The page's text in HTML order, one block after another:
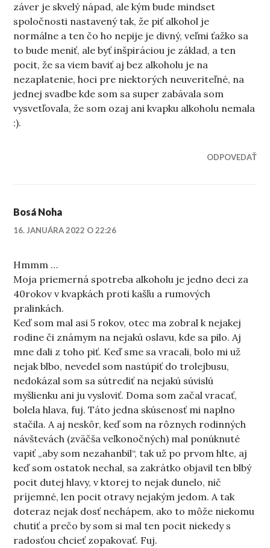
záver je skvelý nápad, ale kým bude mindset
spoločnosti nastavený tak, že piť alkohol je
normálne a ten čo ho nepije je divný, veľmi ťažko sa
to bude meniť, ale byť inšpiráciou je základ, a ten
pocit, že sa viem baviť aj bez alkoholu je na
nezaplatenie, hoci pre niektorých neuveriteľné, na
jednej svadbe kde som sa super zabávala som
vysvetľovala, že som ozaj ani kvapku alkoholu nemala
:).
ODPOVEDAŤ
Bosá Noha
16. JANUÁRA 2022 O 22:26
Hmmm …
Moja priemerná spotreba alkoholu je jedno deci za
40rokov v kvapkách proti kašľu a rumových
pralinkách.
Keď som mal asi 5 rokov, otec ma zobral k nejakej
rodine či známym na nejakú oslavu, kde sa pilo. Aj
mne dali z toho piť. Keď sme sa vracali, bolo mi už
nejak blbo, nevedel som nastúpiť do trolejbusu,
nedokázal som sa sútrediť na nejakú súvislú
myšlienku ani ju vysloviť. Doma som začal vracať,
bolela hlava, fuj. Táto jedna skúsenosť mi naplno
stačila. A aj neskôr, keď som na rôznych rodinných
návštevách (zväčša veľkonočných) mal ponúknuté
vapiť „aby som nezahanbil“, tak už po prvom hlte, aj
keď som ostatok nechal, sa zakrátko objavil ten blbý
pocit dutej hlavy, v ktorej to nejak dunelo, nič
príjemné, len pocit otravy nejakým jedom. A tak
doteraz nejak dosť nechápem, ako to môže niekomu
chutiť a prečo by som si mal ten pocit niekedy s
radosťou chcieť zopakovať. Fuj.